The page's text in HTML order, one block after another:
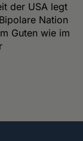
der USA legt
Nation
Guten wie im